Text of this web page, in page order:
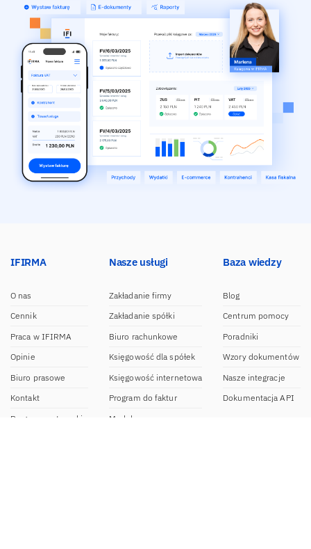
IFIRMA
O nas
Cennik
Praca w IFIRMA
Opinie
Biuro prasowe
Kontakt
Program partnerski
Nasze usługi
Zakładanie firmy
Zakładanie spółki
Biuro rachunkowe
Księgowość dla spółek
Księgowość internetowa
Program do faktur
Moduł e-commerce
Baza wiedzy
Blog
Centrum pomocy
Poradniki
Wzory dokumentów
Nasze integracje
Dokumentacja API